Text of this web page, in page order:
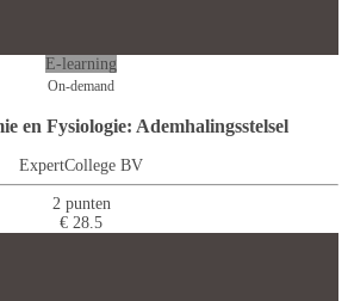
E-learning
On-demand
en Fysiologie: Ademhalingsstelsel
ExpertCollege BV
2 punten
€ 28.5